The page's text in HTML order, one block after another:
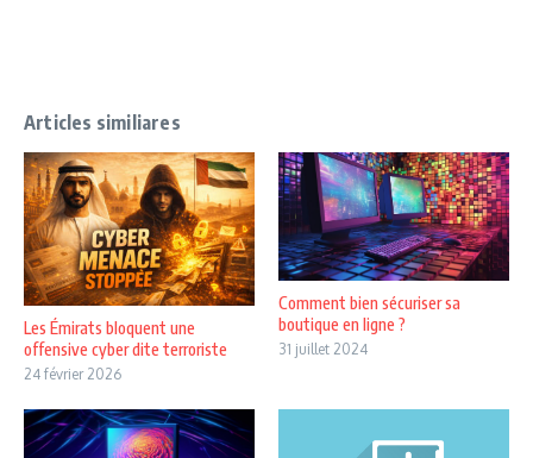
Articles similiares
Les Émirats bloquent une
offensive cyber dite terroriste
24 février 2026
Comment bien sécuriser sa
boutique en ligne ?
31 juillet 2024